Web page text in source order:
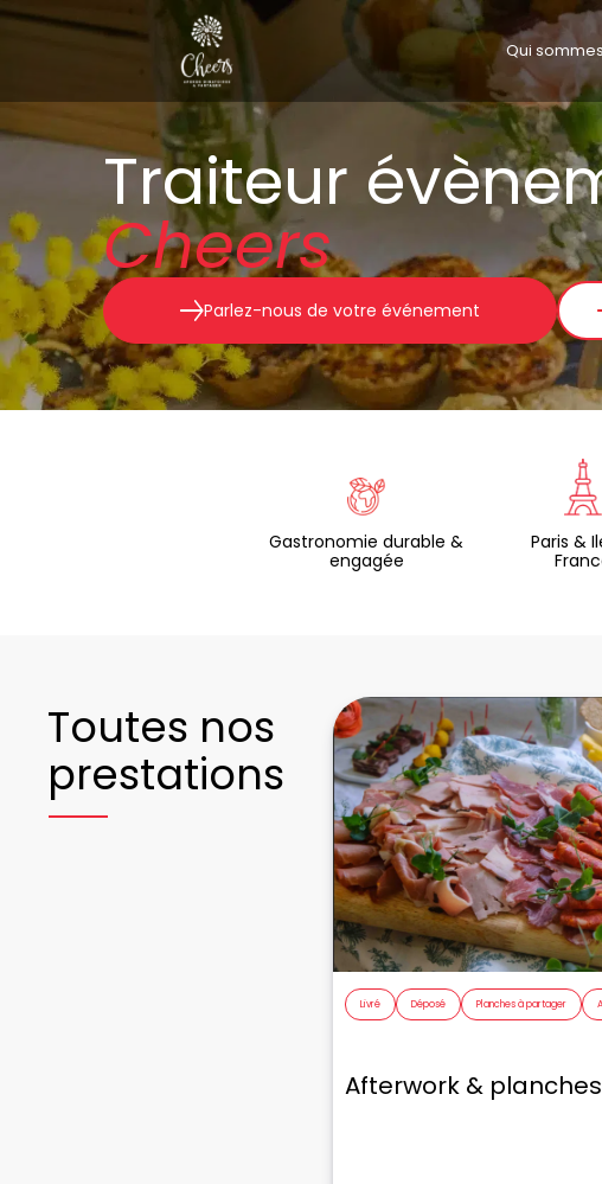
Qui
Traiteur
Cheers
Parlez-nous de votre événement
Gastronomie durable &
engagée
Paris &
Toutes nos
prestations
Livré Déposé Planches à partager
Afterwork &